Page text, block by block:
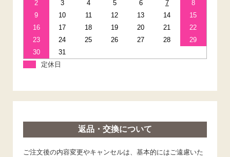
2
3 4 5 6 7
8
9
10 11 12 13 14
15
16
17 18 19 20 21
22
23
24 25 26 27 28
29
30
31
定休日
返品・交換について
ご注文後の内容変更やキャンセルは、基本的にはご遠慮いた